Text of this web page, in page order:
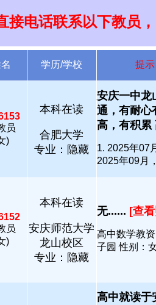
接电话联系以下教员
学历/学校 提
员
)
本科在读
合肥大学
专业：隐藏
安庆一中龙
通，有耐心
高，有积累
1. 2025年07
2025年09月
员
)
本科在读
安庆师范大学
龙山校区
专业：隐藏
无...... [查
高中数学教
子园 性别：
高中就读于